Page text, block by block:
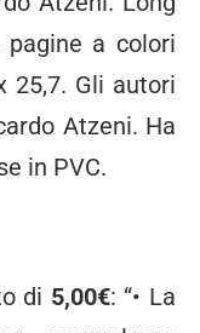
pagine a colori
25,7. Gli autori
Atzeni. Ha
in PVC.
di 5,00€: “• La